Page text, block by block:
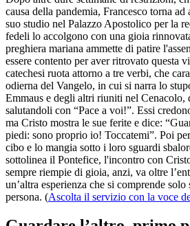
causa della pandemia, Francesco torna
suo studio nel Palazzo Apostolico per la
fedeli lo accolgono con una gioia
preghiera mariana ammette di patire
essere contento per aver ritrovato questa
catechesi ruota attorno a tre verbi, che
odierna del Vangelo, in cui si narra lo
Emmaus e degli altri riuniti nel Cenacolo,
salutandoli con “Pace a voi!”. Essi
ma Cristo mostra le sue ferite e dice:
piedi: sono proprio io! Toccatemi”. Poi
cibo e lo mangia sotto i loro sguardi
sottolinea il Pontefice, l'incontro con
sempre riempie di gioia, anzi, va oltre
un’altra esperienza che si comprende
persona. (Ascolta il servizio con la voce